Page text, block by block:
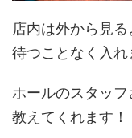
店内は外から見
待つことなく入れ
ホールのスタッ
教えてくれます！